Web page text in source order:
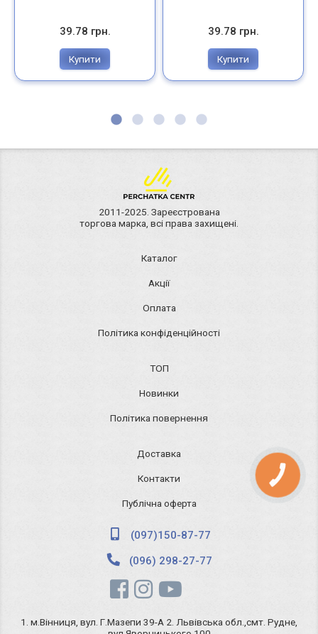
39.78 грн.
Купити
39.78 грн.
Купити
2011-2025. Зареєстрована
торгова марка, всі права захищені.
Каталог
Акції
Оплата
Політика конфіденційності
ТОП
Новинки
Політика повернення
Доставка
Контакти
Публічна оферта
(097)150-87-77
(096) 298-27-77
1. м.Вінниця, вул. Г.Мазепи 39-А 2. Львівська обл.,смт. Рудне,
КНОПКА
ЗВ'ЯЗКУ